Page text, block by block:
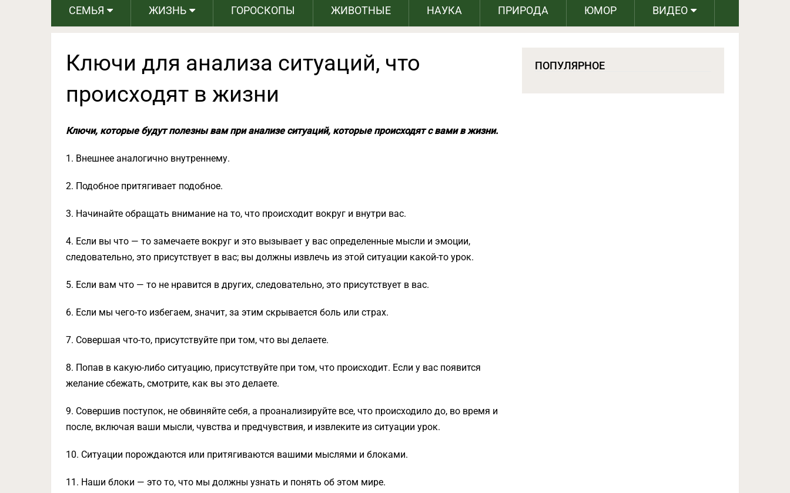
СЕМЬЯ ЖИЗНЬ ГОРОСКОПЫ ЖИВОТНЫЕ НАУКА ПРИРОДА ЮМОР ВИДЕО
Ключи для анализа ситуаций, что
происходят в жизни
Ключи, которые будут полезны вам при анализе ситуаций, которые происходят с вами в жизни.
1. Внешнее аналогично внутреннему.
2. Подобное притягивает подобное.
3. Начинайте обращать внимание на то, что происходит вокруг и внутри вас.
4. Если вы что — то замечаете вокруг и это вызывает у вас определенные мысли и эмоции,
следовательно, это присутствует в вас; вы должны извлечь из этой ситуации какой-то урок.
5. Если вам что — то не нравится в других, следовательно, это присутствует в вас.
6. Если мы чего-то избегаем, значит, за этим скрывается боль или страх.
7. Совершая что-то, присутствуйте при том, что вы делаете.
8. Попав в какую-либо ситуацию, присутствуйте при том, что происходит. Если у вас появится
желание сбежать, смотрите, как вы это делаете.
9. Совершив поступок, не обвиняйте себя, а проанализируйте все, что происходило до, во время и
после, включая ваши мысли, чувства и предчувствия, и извлеките из ситуации урок.
10. Ситуации порождаются или притягиваются вашими мыслями и блоками.
11. Наши блоки — это то, что мы должны узнать и понять об этом мире.
ПОПУЛЯРНОЕ